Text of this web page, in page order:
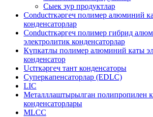
Сыек зур продуктлар
Conductткәргеч полимер алюминий
конденсаторлар
Conductткәргеч полимер гибрид
электролитик конденсаторлар
Күпкатлы полимер алюминий каты
конденсатор
Uctткәргеч тант конденсаторы
Суперкапенсаторлар (EDLC)
LIC
Металллаштырылган полипропилен
конденсаторлары
MLCC